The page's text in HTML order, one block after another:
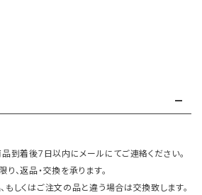
到着後7日以内にメールにてご連絡ください。
、返品・交換を承ります。
しくはご注文の品と違う場合は交換致します。